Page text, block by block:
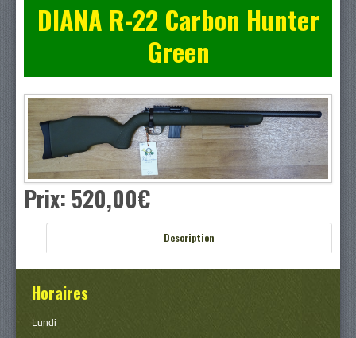
DIANA R-22 Carbon Hunter
Green
Prix: 520,00‎€
Description
Horaires
Lundi